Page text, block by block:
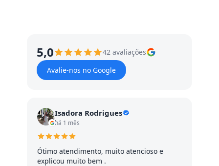
5,0
42 avaliações
Avalie-nos no Google
Isadora Rodrigues
há 1 mês
Ótimo atendimento, muito atencioso e
explicou muito bem .